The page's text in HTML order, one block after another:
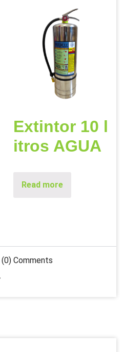
Extintor 10 l
itros AGUA
Read more
(0) Comments